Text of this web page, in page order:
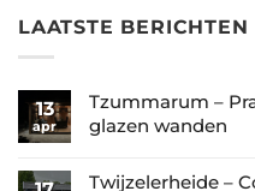
LAATSTE BERICHTEN
13
apr
Tzummarum –
glazen wanden
reacties
Twijzelerheide –